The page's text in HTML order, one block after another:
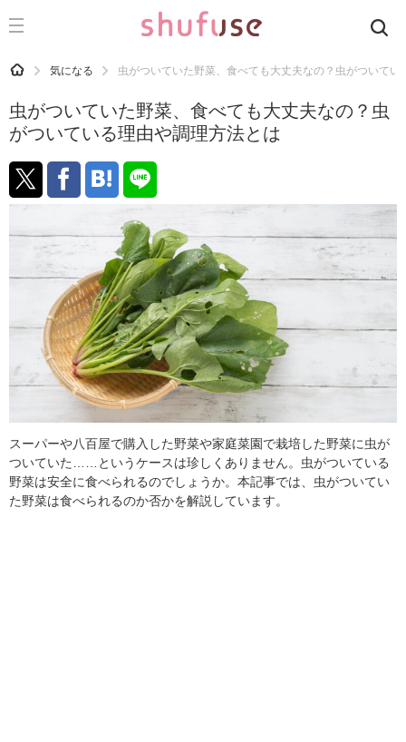
CATEGORY 記事カテゴリ
運気
洗濯
生活の知恵
マナー
趣味
食材辞典
おすすめ
HOME 気になる 虫がついていた野菜、食べても大丈夫なの？虫がついてい
虫がついていた野菜、食べても大丈夫なの？虫
がついている理由や調理方法とは
スーパーや八百屋で購入した野菜や家庭菜園で栽培した野菜に虫が
ついていた……というケースは珍しくありません。虫がついている
野菜は安全に食べられるのでしょうか。本記事では、虫がついてい
た野菜は食べられるのか否かを解説しています。